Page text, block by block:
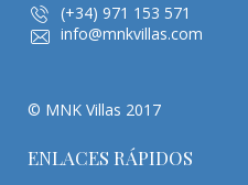
(+34) 971 153 571
info@mnkvillas.com
© MNK Villas 2017
ENLACES RÁPIDOS